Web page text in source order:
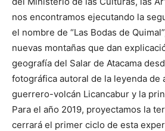
nos encontramos ejecutando la
el nombre de “Las Bodas de
nuevas montañas que dan
geografía del Salar de Atacama
fotográfica autoral de la leyenda de
guerrero-volcán Licancabur y la
Para el año 2019, proyectamos la
cerrará el primer ciclo de esta